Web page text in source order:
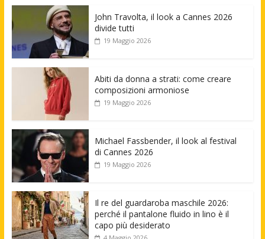
John Travolta, il look a Cannes 2026
divide tutti
19 Maggio 2026
Abiti da donna a strati: come creare
composizioni armoniose
19 Maggio 2026
Michael Fassbender, il look al festival
di Cannes 2026
19 Maggio 2026
Il re del guardaroba maschile 2026:
perché il pantalone fluido in lino è il
capo più desiderato